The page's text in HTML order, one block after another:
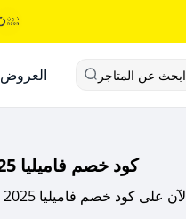
العروض ابحث عن المتاجر
كود خصم فاميليا 2025 - وفر على جميع الألعاب التعليمية للأطفال